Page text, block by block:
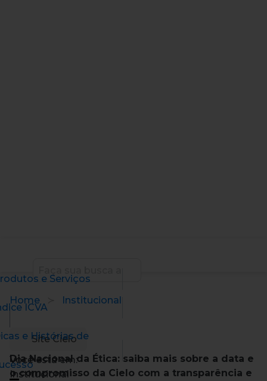
Site Cielo
e Serviços
ICVA
e Histórias de
Home Institucional
Você está em:
Institucional
Dia Nacional da Ética: saiba mais sobre a data e
o compromisso da Cielo com a transparência e